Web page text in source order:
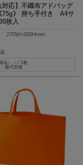
対応】不織布アドバッグ
75g》 持ち手付き A4サ
枚入
270W×350Hmm
税込）～ ⁄ 1枚
版代別途